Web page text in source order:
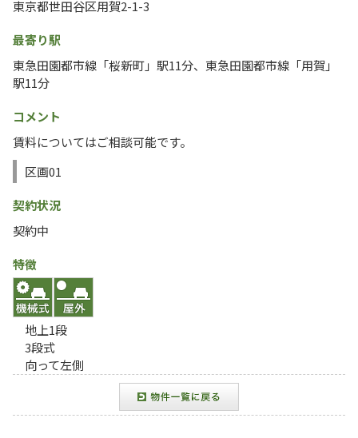
東京都世田谷区用賀2-1-3
最寄り駅
東急田園都市線「桜新町」駅11分、東急田園都市線「用賀」
駅11分
コメント
賃料についてはご相談可能です。
区画01
契約状況
契約中
特徴
地上1段
3段式
向って左側